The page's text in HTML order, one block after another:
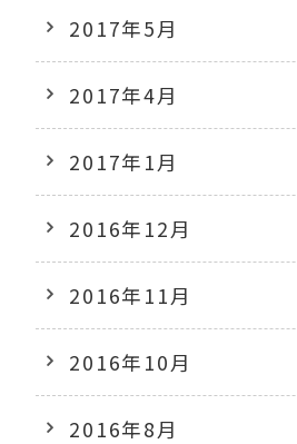
2017年5月
2017年4月
2017年1月
2016年12月
2016年11月
2016年10月
2016年8月